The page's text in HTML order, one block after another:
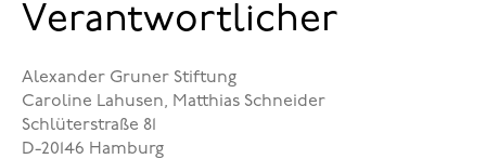
Verantwortlicher
Alexander Gruner Stiftung
Caroline Lahusen, Matthias Schneider
Schlüterstraße 81
D-20146 Hamburg